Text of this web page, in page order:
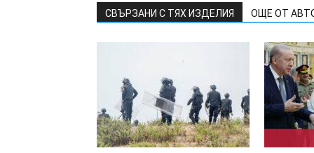
СВЪРЗАНИ С ТЯХ ИЗДЕЛИЯ ОЩЕ ОТ